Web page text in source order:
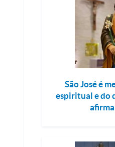
São José é
espiritual e do